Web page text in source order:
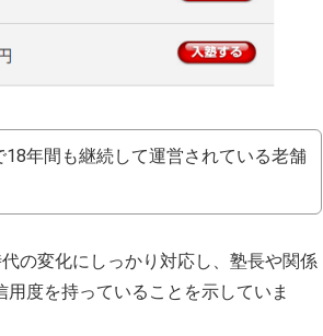
年間も継続して運営されている老舗
の変化にしっかり対応し、塾長や関係
度を持っていることを示していま